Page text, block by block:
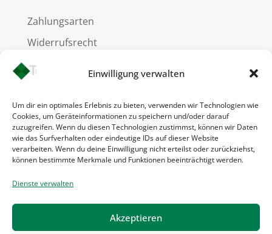
Einwilligung verwalten
Um dir ein optimales Erlebnis zu bieten, verwenden wir Technologien wie
Cookies, um Geräteinformationen zu speichern und/oder darauf
zuzugreifen. Wenn du diesen Technologien zustimmst, können wir Daten
wie das Surfverhalten oder eindeutige IDs auf dieser Website
verarbeiten. Wenn du deine Einwilligung nicht erteilst oder zurückziehst,
können bestimmte Merkmale und Funktionen beeinträchtigt werden.
Dienste verwalten
Akzeptieren
Zahlungsarten
Widerrufsrecht
Versandkosten
Informationen
Kontakt
Impressum
AGB